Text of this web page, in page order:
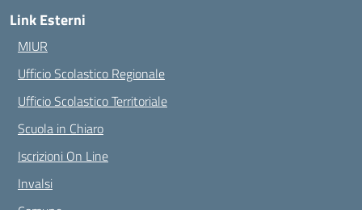
Link Esterni
MIUR
Ufficio Scolastico Regionale
Ufficio Scolastico Territoriale
Scuola in Chiaro
Iscrizioni On Line
Invalsi